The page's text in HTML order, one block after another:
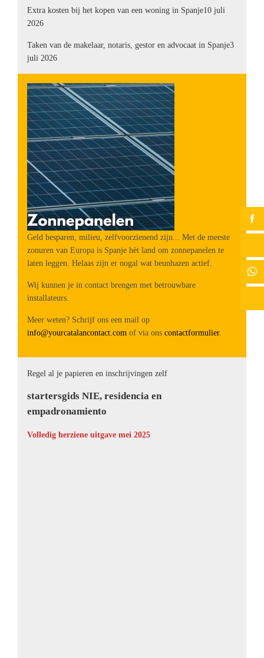
Extra kosten bij het kopen van een woning in Spanje10 juli
2026
Taken van de makelaar, notaris, gestor en advocaat in Spanje3
juli 2026
Geld besparen, milieu, zelfvoorzienend zijn... Met de meeste
zonuren van Europa is Spanje hèt land om zonnepanelen te
laten leggen. Helaas zijn er nogal wat beunhazen actief.
Wij kunnen je in contact brengen met betrouwbare
installateurs.
Meer weten? Schrijf ons een mail op
info@yourcatalancontact.com of via ons contactformulier.
Regel al je papieren en inschrijvingen zelf
startersgids NIE, residencia en
empadronamiento
Volledig herziene uitgave mei 2025